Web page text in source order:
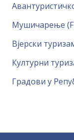
Мушичарење
Вјерски
Културни
Градови у